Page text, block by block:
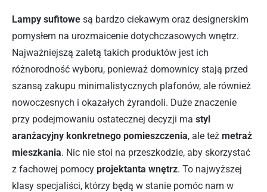
Lampy sufitowe są bardzo ciekawym oraz designerskim
pomysłem na urozmaicenie dotychczasowych wnętrz.
Najważniejszą zaletą takich produktów jest ich
różnorodność wyboru, ponieważ domownicy stają przed
szansą zakupu minimalistycznych plafonów, ale również
nowoczesnych i okazałych żyrandoli. Duże znaczenie
przy podejmowaniu ostatecznej decyzji ma styl
aranżacyjny konkretnego pomieszczenia, ale też metraż
mieszkania. Nic nie stoi na przeszkodzie, aby skorzystać
z fachowej pomocy projektanta wnętrz. To najwyższej
klasy specjaliści, którzy będą w stanie pomóc nam w